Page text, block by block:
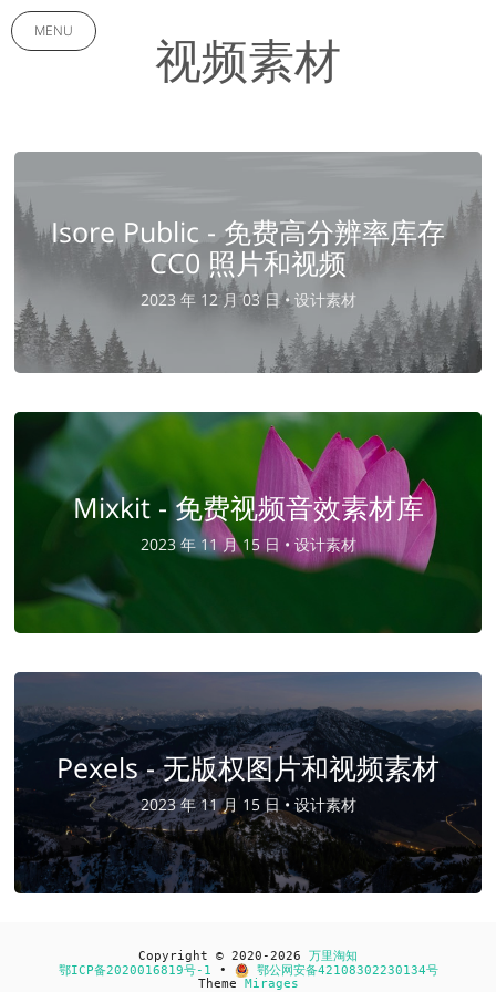
MENU 视频素材
Isore Public - 免费高分辨率库存
CC0 照片和视频
2023 年 12 月 03 日 •设计素材
Mixkit - 免费视频音效素材库
2023 年 11 月 15 日 • 设计素材
Pexels - 无版权图片和视频素材
2023 年 11 月 15 日 • 设计素材
Copyright © 2020-2026 万里淘知
鄂ICP备2020016819号-1 •
鄂公网安备42108302230134号
Theme Mirages